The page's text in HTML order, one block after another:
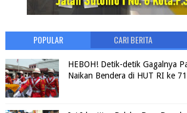
POPULAR CARI BERITA
HEBOH! Detik-detik Gagalnya
Naikan Bendera di HUT RI ke